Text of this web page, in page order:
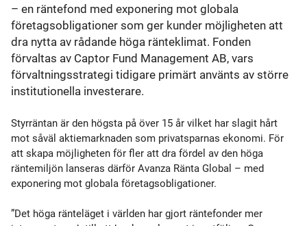
– en räntefond med exponering mot globala
företagsobligationer som ger kunder möjligheten att
dra nytta av rådande höga ränteklimat. Fonden
förvaltas av Captor Fund Management AB, vars
förvaltningsstrategi tidigare primärt använts av större
institutionella investerare.
Styrräntan är den högsta på över 15 år vilket har slagit hårt
mot såväl aktiemarknaden som privatsparnas ekonomi. För
att skapa möjligheten för fler att dra fördel av den höga
räntemiljön lanseras därför Avanza Ränta Global – med
exponering mot globala företagsobligationer.
”Det höga ränteläget i världen har gjort räntefonder mer